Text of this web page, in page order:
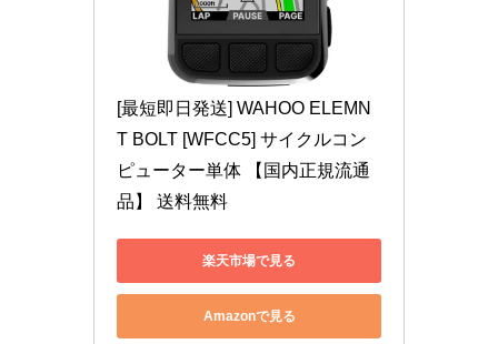
[最短即日発送] WAHOO ELEMN
T BOLT [WFCC5] サイクルコン
ピューター単体 【国内正規流通
品】 送料無料
楽天市場で見る
Amazonで見る